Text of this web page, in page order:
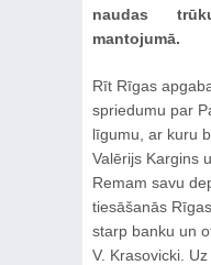
naudas
mantojumā.
Rīt Rīgas
spriedumu par
līgumu, ar kuru
Valērijs Kargins
Remam savu
tiesāšanās
starp banku un
V. Krasovicki.